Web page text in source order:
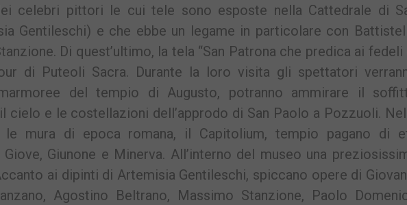
celebri pittori le cui tele sono esposte nella Cattedrale di
Gentileschi) e che ebbe un legame in particolare con
Di quest’ultimo, la tela “San Patrona che predica ai fedeli
di Puteoli Sacra. Durante la loro visita gli spettatori
del tempio di Augusto, potranno ammirare il
cielo e le costellazioni dell’approdo di San Paolo a Pozzuoli.
le mura di epoca romana, il Capitolium, tempio pagano di
Giunone e Minerva. All’interno del museo una
ai dipinti di Artemisia Gentileschi, spiccano opere di
Agostino Beltrano, Massimo Stanzione, Paolo